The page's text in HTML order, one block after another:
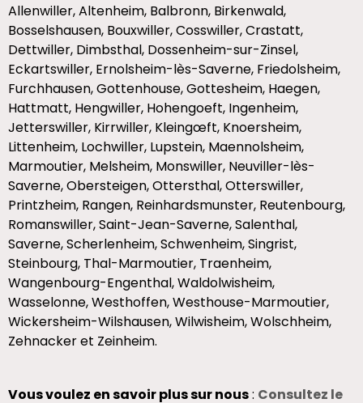
Allenwiller, Altenheim, Balbronn, Birkenwald,
Bosselshausen, Bouxwiller, Cosswiller, Crastatt,
Dettwiller, Dimbsthal, Dossenheim-sur-Zinsel,
Eckartswiller, Ernolsheim-lès-Saverne, Friedolsheim,
Furchhausen, Gottenhouse, Gottesheim, Haegen,
Hattmatt, Hengwiller, Hohengoeft, Ingenheim,
Jetterswiller, Kirrwiller, Kleingœft, Knoersheim,
Littenheim, Lochwiller, Lupstein, Maennolsheim,
Marmoutier, Melsheim, Monswiller, Neuviller-lès-
Saverne, Obersteigen, Ottersthal, Otterswiller,
Printzheim, Rangen, Reinhardsmunster, Reutenbourg,
Romanswiller, Saint-Jean-Saverne, Salenthal,
Saverne, Scherlenheim, Schwenheim, Singrist,
Steinbourg, Thal-Marmoutier, Traenheim,
Wangenbourg-Engenthal, Waldolwisheim,
Wasselonne, Westhoffen, Westhouse-Marmoutier,
Wickersheim-Wilshausen, Wilwisheim, Wolschheim,
Zehnacker et Zeinheim.
Vous voulez en savoir plus sur nous: Consultez le